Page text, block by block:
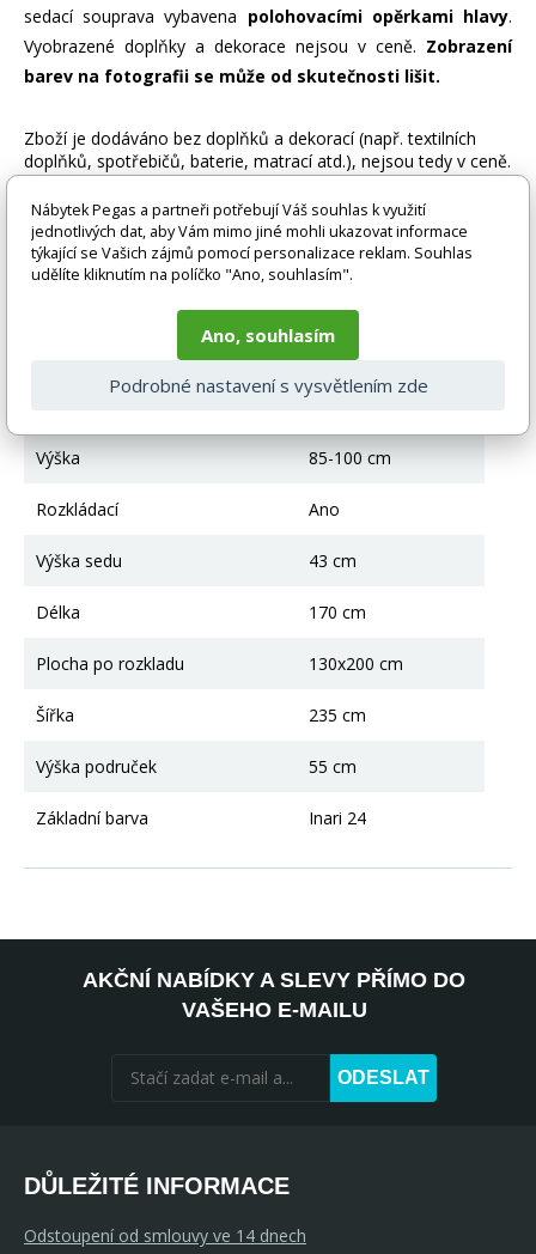
sedací souprava vybavena polohovacími opěrkami hlavy.
Vyobrazené doplňky a dekorace nejsou v ceně. Zobrazení
barev na fotografii se může od skutečnosti lišit.
Zboží je dodáváno bez doplňků a dekorací (např. textilních
doplňků, spotřebičů, baterie, matrací atd.), nejsou tedy v ceně.
Pokud není uvedeno jinak. Většinou je zboží dodáváno v
demontovaném stavu, dle charakteru zboží. Fotografie mohou
být i ilustrační a barva produktu nemusí odpovídat skutečnosti
vlivem nastavení monitoru a převodem do el. podoby. V
případě nejasností kontaktujte naše klientské centrum
Technické parametry
Výška 85-100 cm
Rozkládací Ano
Výška sedu 43 cm
Délka 170 cm
Plocha po rozkladu 130x200 cm
Šířka 235 cm
Výška područek 55 cm
Základní barva Inari 24
AKČNÍ NABÍDKY A SLEVY PŘÍMO DO
VAŠEHO E-MAILU
ODESLAT
DŮLEŽITÉ INFORMACE
Odstoupení od smlouvy ve 14 dnech
Nábytek Pegas a partneři potřebují Váš souhlas k využití
jednotlivých dat, aby Vám mimo jiné mohli ukazovat informace
týkající se Vašich zájmů pomocí personalizace reklam. Souhlas
udělíte kliknutím na políčko "Ano, souhlasím".
Ano, souhlasím
Podrobné nastavení s vysvětlením zde